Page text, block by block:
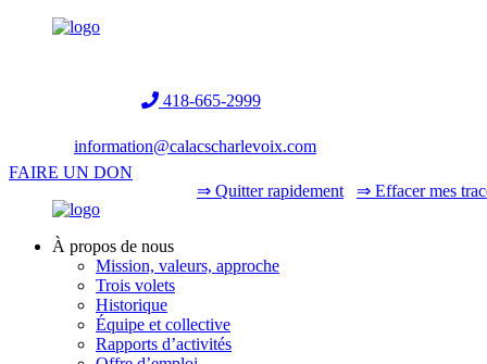
418-665-2999
information@calacscharlevoix.com
⇒ Quitter rapidement ⇒ Effacer mes
FAIRE UN DON
À propos de nous
Mission, valeurs, approche
Trois volets
Historique
Équipe et collective
Rapports d’activités